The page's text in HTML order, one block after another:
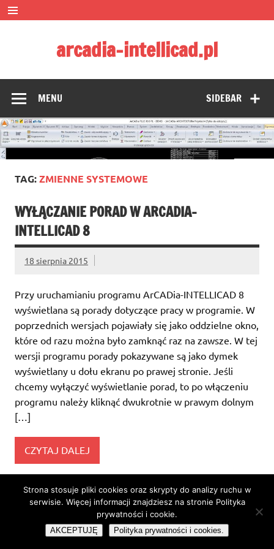
Skip
to
content
arcadia-intellicad.pl
SIDEBAR
MENU
TAG:ZMIENNE SYSTEMOWE
WYŁĄCZANIE PORAD W ARCADIA-
INTELLICAD 8
18 sierpnia 2015
Przy uruchamianiu programu ArCADia-INTELLICAD 8
wyświetlana są porady dotyczące pracy w programie. W
poprzednich wersjach pojawiały się jako oddzielne okno,
które od razu można było zamknąć raz na zawsze. W tej
wersji programu porady pokazywane są jako dymek
wyświetlany u dołu ekranu po prawej stronie. Jeśli
chcemy wyłączyć wyświetlanie porad, to po włączeniu
programu należy kliknąć dwukrotnie w prawym dolnym
[…]
CZYTAJ DALEJ
WordPress Theme: Dynamic News by ThemeZee.
Strona stosuje pliki cookies oraz skrypty do analizy ruchu w
serwisie. Więcej informacji znajdziesz na stronie Polityka
prywatności i cookie.
AKCEPTUJĘ Polityka prywatności i cookies.